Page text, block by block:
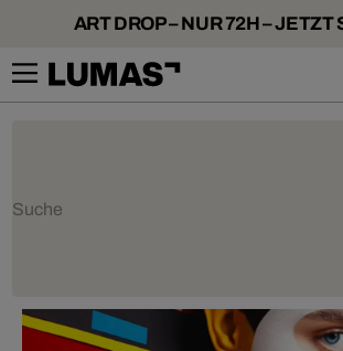
ART DROP – NUR 72H – JETZT